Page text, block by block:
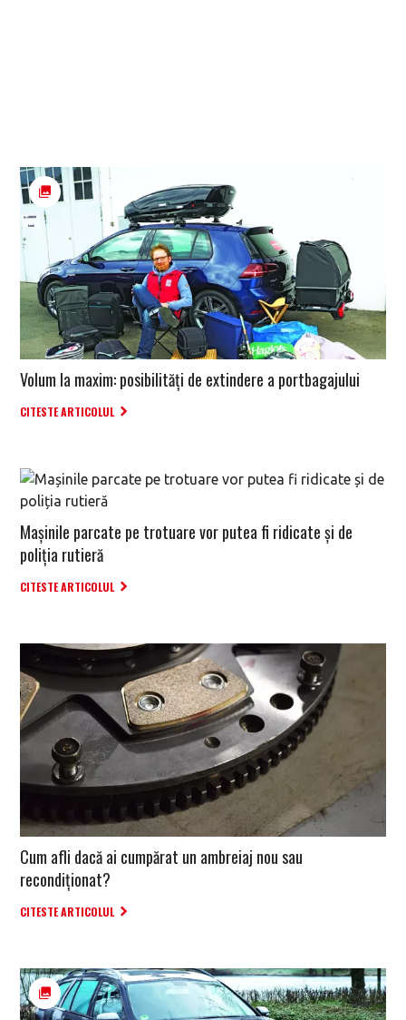
Volum la maxim: posibilități de extindere a portbagajului
CITESTE ARTICOLUL
Mașinile parcate pe trotuare vor putea fi ridicate și de
poliția rutieră
CITESTE ARTICOLUL
Cum afli dacă ai cumpărat un ambreiaj nou sau
recondiționat?
CITESTE ARTICOLUL